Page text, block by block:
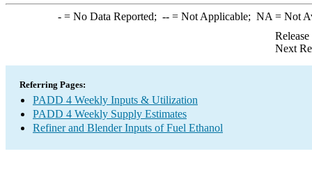
-= No Data Reported; --= Not Applicable; NA = Not
Next
Referring Pages:
PADD 4 Weekly Inputs & Utilization
PADD 4 Weekly Supply Estimates
Refiner and Blender Inputs of Fuel Ethanol